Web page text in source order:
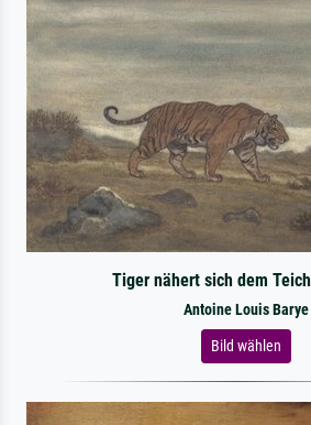
Tiger nähert sich dem
Antoine Louis Barye
Bild wählen